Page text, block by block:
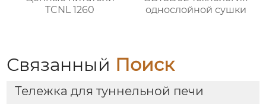
TCNL 1260
однослойной сушки
Связанный Поиск
Тележка для туннельной печи